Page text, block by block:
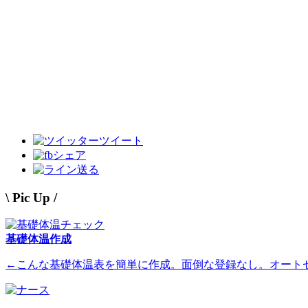
ツイート
シェア
送る
\ Pic Up /
基礎体温作成
←こんな基礎体温表を簡単に作成。面倒な登録なし。オート